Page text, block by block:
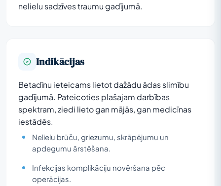
nelielu sadzīves traumu gadījumā.
Indikācijas
Betadīnu ieteicams lietot dažādu ādas slimību
gadījumā. Pateicoties plašajam darbības
spektram, ziedi lieto gan mājās, gan medicīnas
iestādēs.
Nelielu brūču, griezumu, skrāpējumu un
apdegumu ārstēšana.
Infekcijas komplikāciju novēršana pēc
operācijas.